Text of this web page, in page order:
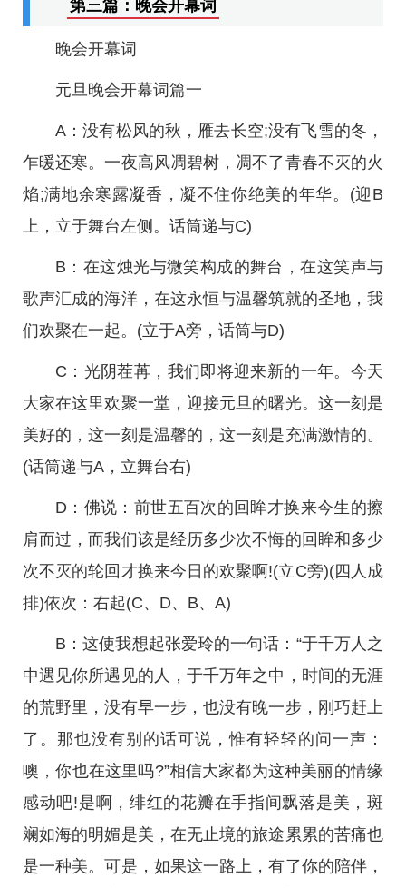
第三篇：晚会开幕词
晚会开幕词
元旦晚会开幕词篇一
A：没有松风的秋，雁去长空;没有飞雪的冬，
乍暖还寒。一夜高风凋碧树，凋不了青春不灭的火
焰;满地余寒露凝香，凝不住你绝美的年华。(迎B
上，立于舞台左侧。话筒递与C)
B：在这烛光与微笑构成的舞台，在这笑声与
歌声汇成的海洋，在这永恒与温馨筑就的圣地，我
们欢聚在一起。(立于A旁，话筒与D)
C：光阴茬苒，我们即将迎来新的一年。今天
大家在这里欢聚一堂，迎接元旦的曙光。这一刻是
美好的，这一刻是温馨的，这一刻是充满激情的。
(话筒递与A，立舞台右)
D：佛说：前世五百次的回眸才换来今生的擦
肩而过，而我们该是经历多少次不悔的回眸和多少
次不灭的轮回才换来今日的欢聚啊!(立C旁)(四人成
排)依次：右起(C、D、B、A)
B：这使我想起张爱玲的一句话：“于千万人之
中遇见你所遇见的人，于千万年之中，时间的无涯
的荒野里，没有早一步，也没有晚一步，刚巧赶上
了。那也没有别的话可说，惟有轻轻的问一声：
噢，你也在这里吗?”相信大家都为这种美丽的情缘
感动吧!是啊，绯红的花瓣在手指间飘落是美，斑
斓如海的明媚是美，在无止境的旅途累累的苦痛也
是一种美。可是，如果这一路上，有了你的陪伴，